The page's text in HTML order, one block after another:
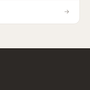
→